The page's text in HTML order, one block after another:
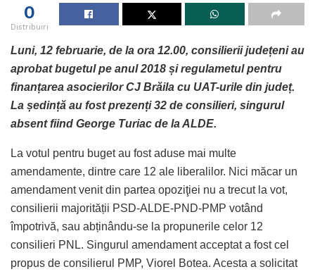
0
Distribuiri
Luni, 12 februarie, de la ora 12.00, consilierii județeni au
aprobat bugetul pe anul 2018 și regulametul pentru
finanțarea asocierilor CJ Brăila cu UAT-urile din județ.
La ședință au fost prezenți 32 de consilieri, singurul
absent fiind George Turiac de la ALDE.
La votul pentru buget au fost aduse mai multe
amendamente, dintre care 12 ale liberalilor. Nici măcar un
amendament venit din partea opoziţiei nu a trecut la vot,
consilierii majorității PSD-ALDE-PND-PMP votând
împotrivă, sau abținându-se la propunerile celor 12
consilieri PNL. Singurul amendament acceptat a fost cel
propus de consilierul PMP, Viorel Botea. Acesta a solicitat